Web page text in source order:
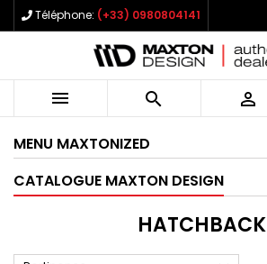
Téléphone: (+33) 0980804141
  
MENU MAXTONIZED
CATALOGUE MAXTON DESIGN
HATCHBACK